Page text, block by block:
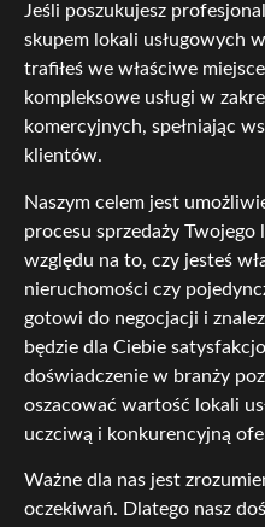
Jeśli poszukujesz
skupem lokali usługowych
trafiłeś we właściwe
kompleksowe usługi w
komercyjnych, spełniając
klientów.
Naszym celem jest
procesu sprzedaży Twojego
względu na to, czy jesteś
nieruchomości czy
gotowi do negocjacji i
będzie dla Ciebie
doświadczenie w branży
oszacować wartość lokali
uczciwą i konkurencyjną
Ważne dla nas jest
oczekiwań. Dlatego nasz